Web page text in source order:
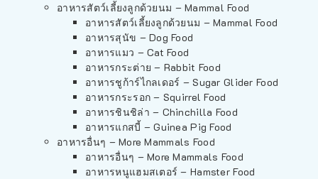
อาหารสัตว์เลี้ยงลูกด้วยนม – Mammal Food
อาหารสัตว์เลี้ยงลูกด้วยนม – Mammal Food
อาหารสุนัข – Dog Food
อาหารแมว – Cat Food
อาหารกระต่าย – Rabbit Food
อาหารชูก้าร์ไกลเดอร์ – Sugar Glider Food
อาหารกระรอก – Squirrel Food
อาหารชินชิล่า – Chinchilla Food
อาหารแกสบี้ – Guinea Pig Food
อาหารอื่นๆ – More Mammals Food
อาหารอื่นๆ – More Mammals Food
อาหารหนูแฮมสเตอร์ – Hamster Food